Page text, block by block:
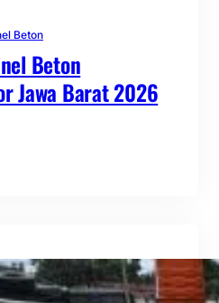
Beton
Beton
Jawa Barat 2026